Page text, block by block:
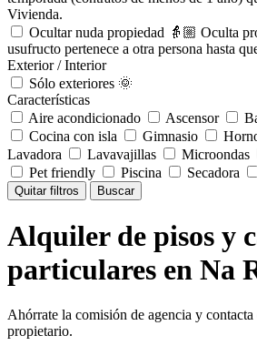
Vivienda.
Ocultar nuda propiedad 👵🏼 Oculta
usufructo pertenece a otra persona hasta
Exterior / Interior
Sólo exteriores 🌞
Características
Aire acondicionado
Ascensor
Cocina con isla
Gimnasio
Lavadora
Lavavajillas Microondas
Pet friendly
Piscina Secadora
Quitar filtros Buscar
Alquiler de pisos y
particulares en Na
Ahórrate la comisión de agencia y
propietario.